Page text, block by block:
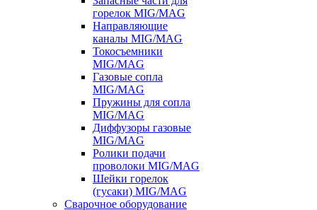
горелок MIG/MAG
Направляющие
каналы MIG/MAG
Токосъемники
MIG/MAG
Газовые сопла
MIG/MAG
Пружины для сопла
MIG/MAG
Диффузоры газовые
MIG/MAG
Ролики подачи
проволоки MIG/MAG
Шейки горелок
(гусаки) MIG/MAG
Сварочное оборудование